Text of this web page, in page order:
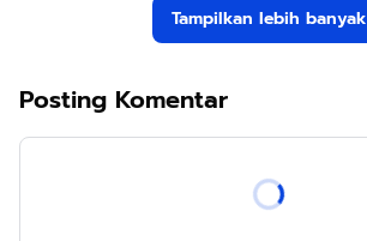
Tampilkan lebih banyak
Posting Komentar